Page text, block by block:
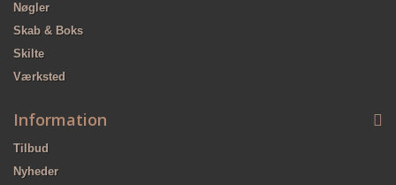
Nøgler
Skab & Boks
Skilte
Værksted
Information
Tilbud
Nyheder